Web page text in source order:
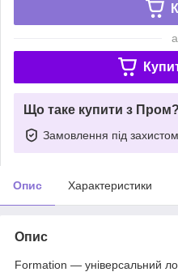
Що таке купити з Пром?
Замовлення під захистом
Опис Характеристики
Опис
Formation — універсальний